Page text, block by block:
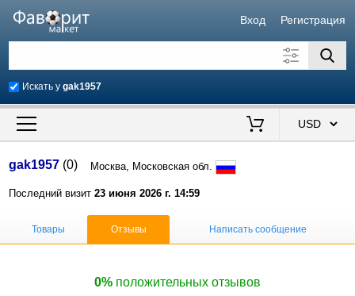
Вход Регистрация
Искать уgak1957
Искать также в описании
Продавец
gak1957 (0) Москва, Московская обл.
Последний визит23 июня 2026 г. 14:59
Товары Отзывы Написать сообщение
0% положительных отзывов